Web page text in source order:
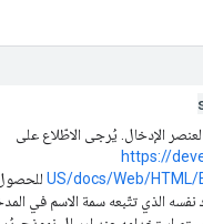
الإدخال. يُرجى الاطّلاع على
https://
US/docs/Web/
نفسه الذي تتّبعه سمة الاسم في